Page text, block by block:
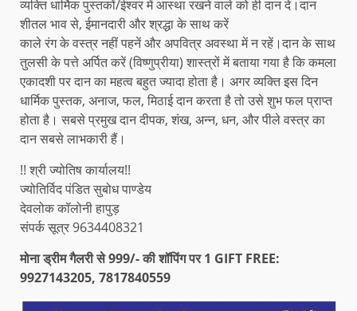
व्यक्ति धार्मिक पुस्तकों/ईश्वर में आस्था रखने वाले को ही दान दे।दान
शीतल भाव से, ईमानदारी और श्रद्धा के साथ करें
काले रंग के वस्त्र नहीं पहनें और अपवित्र अवस्था में न रहें।दान के साथ
तुलसी के पत्ते अर्पित करें (विष्णुप्रीया) शास्त्रों में बताया गया है कि कमला
एकादशी पर दान का महत्व बहुत ज्यादा होता है। अगर व्यक्ति इस दिन
धार्मिक पुस्तक, अनाज, फल, मिठाई दान करता है तो उसे शुभ फल प्राप्त
होता है। सबसे प्रमुख दान दीपक, शंख, अन्न, धन, और पीले वस्त्र का
दान सबसे लाभकारी हैं।
!! श्री ज्योतिष कार्यालय!!
ज्योतिर्विद पंडित सुबोध पाण्डेय
देवलोक कॉलोनी हापुड़
संपर्क सूत्र 9634408321
मोना ड्रीम गैलरी से 999/- की शॉपिंग पर 1 GIFT FREE:
9927143205, 7817840559